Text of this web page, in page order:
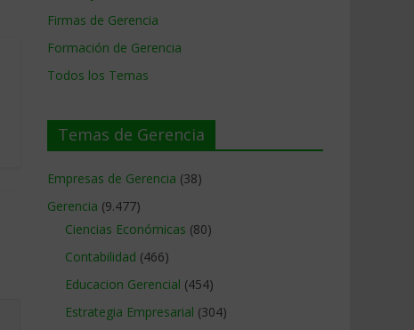
Firmas de Gerencia
Formación de Gerencia
Todos los Temas
Temas de Gerencia
Empresas de Gerencia (38)
Gerencia (9.477)
Ciencias Económicas (80)
Contabilidad (466)
Educacion Gerencial (454)
Estrategia Empresarial (304)